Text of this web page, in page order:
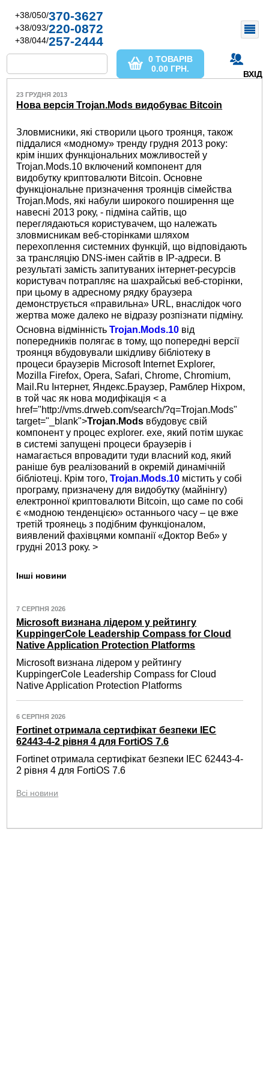
+38/050/370-3627
+38/093/220-0872
+38/044/257-2444
ВХІД
0 ТОВАРІВ
0.00 ГРН.
23 ГРУДНЯ 2013
Нова версія Trojan.Mods видобуває Bitcoin
Зловмисники, які створили цього троянця, також
піддалися «модному» тренду грудня 2013 року:
крім інших функціональних можливостей у
Trojan.Mods.10 включений компонент для
видобутку криптовалюти Bitcoin. Основне
функціональне призначення троянців сімейства
Trojan.Mods, які набули широкого поширення ще
навесні 2013 року, - підміна сайтів, що
переглядаються користувачем, що належать
зловмисникам веб-сторінками шляхом
перехоплення системних функцій, що відповідають
за трансляцію DNS-імен сайтів в IP-адреси. В
результаті замість запитуваних інтернет-ресурсів
користувач потрапляє на шахрайські веб-сторінки,
при цьому в адресному рядку браузера
демонструється «правильна» URL, внаслідок чого
жертва може далеко не відразу розпізнати підміну.
Основна відмінністьTrojan.Mods.10 від
попередників полягає в тому, що попередні версії
троянця вбудовували шкідливу бібліотеку в
процеси браузерів Microsoft Internet Explorer,
Mozilla Firefox, Opera, Safari, Chrome, Chromium,
Mail.Ru Інтернет, Яндекс.Браузер, Рамблер Ніхром,
в той час як нова модифікація < a
href="http://vms.drweb.com/search/?q=Trojan.Mods"
target="_blank">Trojan.Mods вбудовує свій
компонент у процес explorer. exe, який потім шукає
в системі запущені процеси браузерів і
намагається впровадити туди власний код, який
раніше був реалізований в окремій динамічній
бібліотеці. Крім того,Trojan.Mods.10 містить у собі
програму, призначену для видобутку (майнінгу)
електронної криптовалюти Bitcoin, що саме по собі
є «модною тенденцією» останнього часу – це вже
третій троянець з подібним функціоналом,
виявлений фахівцями компанії «Доктор Веб» у
грудні 2013 року. >
Інші новини
7 СЕРПНЯ 2026
Microsoft визнана лідером у рейтингу
KuppingerCole Leadership Compass for Cloud
Native Application Protection Platforms
Microsoft визнана лідером у рейтингу
KuppingerCole Leadership Compass for Cloud
Native Application Protection Platforms
6 СЕРПНЯ 2026
Fortinet отримала сертифікат безпеки IEC
62443-4-2 рівня 4 для FortiOS 7.6
Fortinet отримала сертифікат безпеки IEC 62443-4-
2 рівня 4 для FortiOS 7.6
Всі новини